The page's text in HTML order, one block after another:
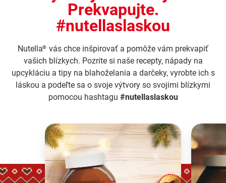
Prekvapujte.
#nutellaslaskou
Nutella® vás chce inšpirovať a pomôže vám prekvapiť
vašich blízkych. Pozrite si naše recepty, nápady na
upcykláciu a tipy na blahoželania a darčeky, vyrobte ich s
láskou a podeľte sa o svoje výtvory so svojimi blízkymi
pomocou hashtagu #nutellaslaskou